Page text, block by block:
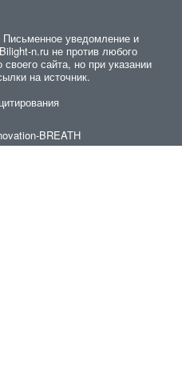
уведомление и
n.ru не против любого
сайта, но при указании
на источник.
BREATH